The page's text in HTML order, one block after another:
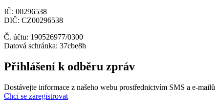
IČ: 00296538
DIČ: CZ00296538
Č. účtu: 190526977/0300
Datová schránka: 37cbe8h
Přihlášení k odběru zpráv
Dostávejte informace z našeho webu prostřednictvím SMS a e-mailů
Chci se zaregistrovat